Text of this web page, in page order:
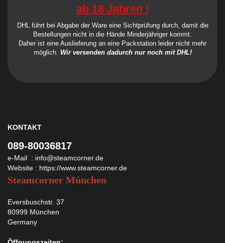
ab 18 Jahren !
DHL führt bei Abgabe der Ware eine Sichtprüfung durch, damit die
Bestellungen nicht in die Hände Minderjähriger kommt.
Daher ist eine Auslieferung an eine Packstation leider nicht mehr
möglich. Wir versenden dadurch nur noch mit DHL!
KONTAKT
089-80036817
e-Mail : info@steamcorner.de
Website : https://www.steamcorner.de
Steamcorner München
Eversbuschstr. 37
80999 München
Germany